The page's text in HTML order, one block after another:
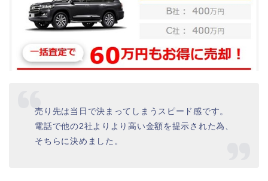
売り先は当日で決まってしまうスピード感です。
電話で他の2社よりより高い金額を提示された為、
そちらに決めました。